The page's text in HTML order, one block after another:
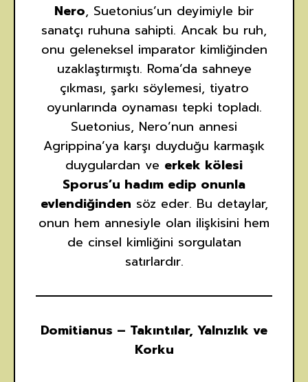
Nero, Suetonius’un deyimiyle bir
sanatçı ruhuna sahipti. Ancak bu ruh,
onu geleneksel imparator kimliğinden
uzaklaştırmıştı. Roma’da sahneye
çıkması, şarkı söylemesi, tiyatro
oyunlarında oynaması tepki topladı.
Suetonius, Nero’nun annesi
Agrippina’ya karşı duyduğu karmaşık
duygulardan ve erkek kölesi
Sporus’u hadım edip onunla
evlendiğinden söz eder. Bu detaylar,
onun hem annesiyle olan ilişkisini hem
de cinsel kimliğini sorgulatan
satırlardır.
Domitianus – Takıntılar, Yalnızlık ve
Korku